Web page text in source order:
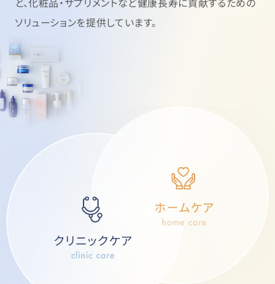
ソリューションを提供しています。